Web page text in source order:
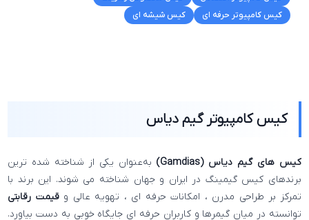
کیس کامپیوتر حرفه ای
کیس شیشه ای
کیس کامپیوتر گیم‌ دیاس
کیس‌ های گیم‌ دیاس (Gamdias)
به‌عنوان یکی از شناخته‌ شده‌ ترین
برندهای کیس گیمینگ در ایران و جهان شناخته می‌ شوند. این برند با
تمرکز بر طراحی مدرن ، امکانات حرفه‌ ای ، تهویه عالی وقیمت رقابتی
توانسته در میان گیمرها و کاربران حرفه‌ ای جایگاه خوبی به دست بیاورد.